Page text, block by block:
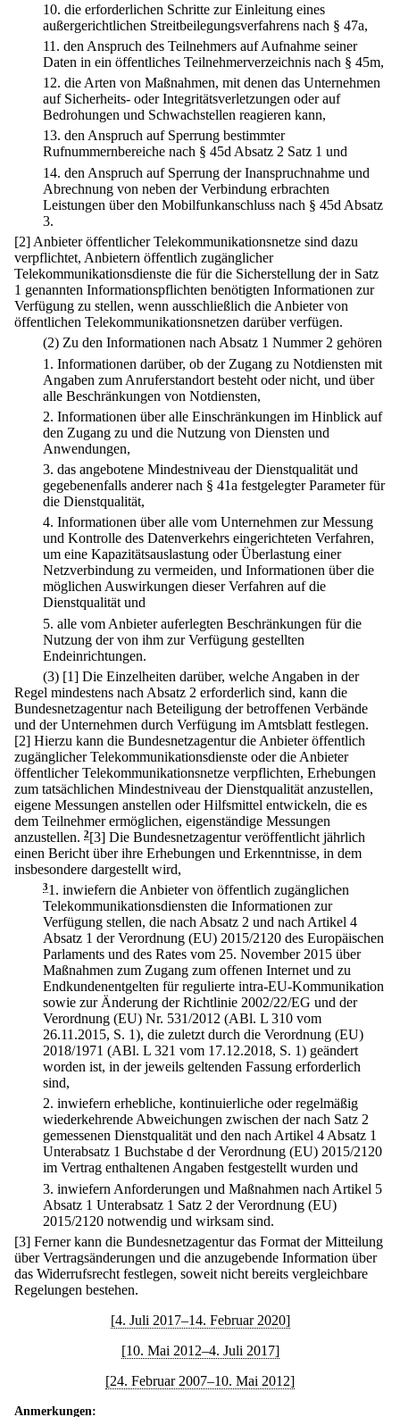
10. die erforderlichen Schritte zur Einleitung eines
außergerichtlichen Streitbeilegungsverfahrens nach § 47a,
11. den Anspruch des Teilnehmers auf Aufnahme seiner
Daten in ein öffentliches Teilnehmerverzeichnis nach § 45m,
12. die Arten von Maßnahmen, mit denen das Unternehmen
auf Sicherheits- oder Integritätsverletzungen oder auf
Bedrohungen und Schwachstellen reagieren kann,
13. den Anspruch auf Sperrung bestimmter
Rufnummernbereiche nach § 45d Absatz 2 Satz 1 und
14. den Anspruch auf Sperrung der Inanspruchnahme und
Abrechnung von neben der Verbindung erbrachten
Leistungen über den Mobilfunkanschluss nach § 45d Absatz
3.
[2] Anbieter öffentlicher Telekommunikationsnetze sind dazu
verpflichtet, Anbietern öffentlich zugänglicher
Telekommunikationsdienste die für die Sicherstellung der in Satz
1 genannten Informationspflichten benötigten Informationen zur
Verfügung zu stellen, wenn ausschließlich die Anbieter von
öffentlichen Telekommunikationsnetzen darüber verfügen.
(2) Zu den Informationen nach Absatz 1 Nummer 2 gehören
1. Informationen darüber, ob der Zugang zu Notdiensten mit
Angaben zum Anruferstandort besteht oder nicht, und über
alle Beschränkungen von Notdiensten,
2. Informationen über alle Einschränkungen im Hinblick auf
den Zugang zu und die Nutzung von Diensten und
Anwendungen,
3. das angebotene Mindestniveau der Dienstqualität und
gegebenenfalls anderer nach § 41a festgelegter Parameter für
die Dienstqualität,
4. Informationen über alle vom Unternehmen zur Messung
und Kontrolle des Datenverkehrs eingerichteten Verfahren,
um eine Kapazitätsauslastung oder Überlastung einer
Netzverbindung zu vermeiden, und Informationen über die
möglichen Auswirkungen dieser Verfahren auf die
Dienstqualität und
5. alle vom Anbieter auferlegten Beschränkungen für die
Nutzung der von ihm zur Verfügung gestellten
Endeinrichtungen.
(3) [1] Die Einzelheiten darüber, welche Angaben in der
Regel mindestens nach Absatz 2 erforderlich sind, kann die
Bundesnetzagentur nach Beteiligung der betroffenen Verbände
und der Unternehmen durch Verfügung im Amtsblatt festlegen.
[2] Hierzu kann die Bundesnetzagentur die Anbieter öffentlich
zugänglicher Telekommunikationsdienste oder die Anbieter
öffentlicher Telekommunikationsnetze verpflichten, Erhebungen
zum tatsächlichen Mindestniveau der Dienstqualität anzustellen,
eigene Messungen anstellen oder Hilfsmittel entwickeln, die es
dem Teilnehmer ermöglichen, eigenständige Messungen
anzustellen. 2[3] Die Bundesnetzagentur veröffentlicht jährlich
einen Bericht über ihre Erhebungen und Erkenntnisse, in dem
insbesondere dargestellt wird,
31. inwiefern die Anbieter von öffentlich zugänglichen
Telekommunikationsdiensten die Informationen zur
Verfügung stellen, die nach Absatz 2 und nach Artikel 4
Absatz 1 der Verordnung (EU) 2015/2120 des Europäischen
Parlaments und des Rates vom 25. November 2015 über
Maßnahmen zum Zugang zum offenen Internet und zu
Endkundenentgelten für regulierte intra-EU-Kommunikation
sowie zur Änderung der Richtlinie 2002/22/EG und der
Verordnung (EU) Nr. 531/2012 (ABl. L 310 vom
26.11.2015, S. 1), die zuletzt durch die Verordnung (EU)
2018/1971 (ABl. L 321 vom 17.12.2018, S. 1) geändert
worden ist, in der jeweils geltenden Fassung erforderlich
sind,
2. inwiefern erhebliche, kontinuierliche oder regelmäßig
wiederkehrende Abweichungen zwischen der nach Satz 2
gemessenen Dienstqualität und den nach Artikel 4 Absatz 1
Unterabsatz 1 Buchstabe d der Verordnung (EU) 2015/2120
im Vertrag enthaltenen Angaben festgestellt wurden und
3. inwiefern Anforderungen und Maßnahmen nach Artikel 5
Absatz 1 Unterabsatz 1 Satz 2 der Verordnung (EU)
2015/2120 notwendig und wirksam sind.
[3] Ferner kann die Bundesnetzagentur das Format der Mitteilung
über Vertragsänderungen und die anzugebende Information über
das Widerrufsrecht festlegen, soweit nicht bereits vergleichbare
Regelungen bestehen.
[4. Juli 2017–14. Februar 2020]
[10. Mai 2012–4. Juli 2017]
[24. Februar 2007–10. Mai 2012]
Anmerkungen: